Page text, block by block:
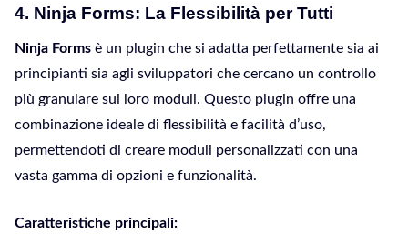
4. Ninja Forms: La Flessibilità per Tutti
Ninja Forms è un plugin che si adatta perfettamente sia ai
principianti sia agli sviluppatori che cercano un controllo
più granulare sui loro moduli. Questo plugin offre una
combinazione ideale di flessibilità e facilità d’uso,
permettendoti di creare moduli personalizzati con una
vasta gamma di opzioni e funzionalità.
Caratteristiche principali: